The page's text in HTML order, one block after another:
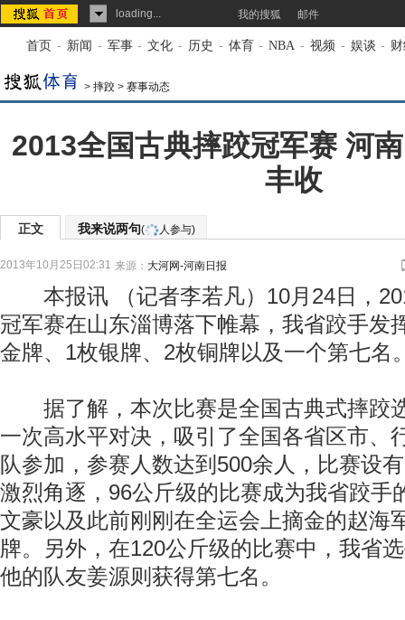
loading... 我的搜狐 邮件
首页 - 新闻 - 军事 - 文化 - 历史 - 体育 - NBA - 视频 - 娱谈 -
> 摔跤 > 赛事动态
2013全国古典摔跤冠军赛 河
丰收
正文 我来说两句( 人参与)
2013年10月25日02:31 来源： 大河网-河南日报
本报讯 （记者李若凡）10月24日，
冠军赛在山东淄博落下帷幕，我省跤手发
金牌、1枚银牌、2枚铜牌以及一个第七名
据了解，本次比赛是全国古典式摔跤
一次高水平对决，吸引了全国各省区市、
队参加，参赛人数达到500余人，比赛设
激烈角逐，96公斤级的比赛成为我省跤手
文豪以及此前刚刚在全运会上摘金的赵海
牌。另外，在120公斤级的比赛中，我省
他的队友姜源则获得第七名。